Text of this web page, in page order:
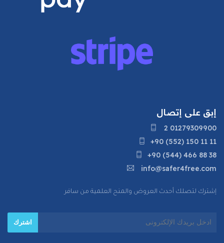
إبق على إتصال
2 01279309900
+90 (552) 150 11 11
+90 (544) 466 88 38
info@safer4free.com
إشترك لتصلك أحدث العروض والمنح العلمية من سافر